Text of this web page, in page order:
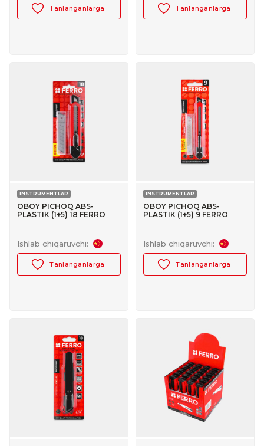
Tanlanganlarga Tanlanganlarga
INSTRUMENTLAR
OBOY PICHOQ ABS-
PLASTIK (1+5) 18 FERRO
Ishlab chiqaruvchi:
Tanlanganlarga
INSTRUMENTLAR
OBOY PICHOQ ABS-
PLASTIK (1+5) 9 FERRO
Ishlab chiqaruvchi:
Tanlanganlarga